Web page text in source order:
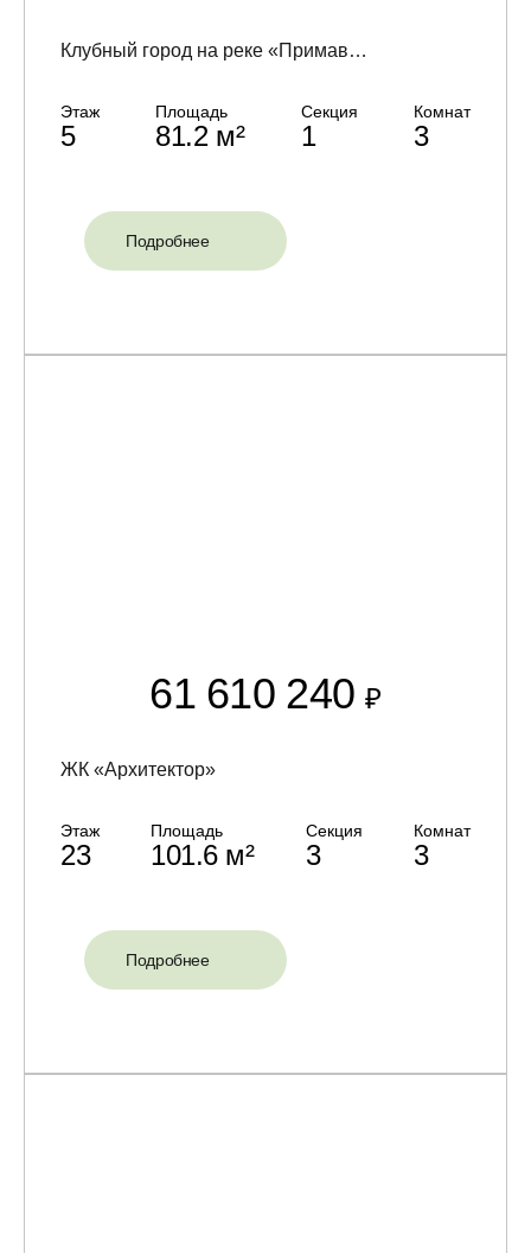
Клубный город на реке «Примавера» (Primavera)
Этаж
5
Площадь
81.2 м²
Секция
1
Комнат
3
Подробнее
61 610 240₽
ЖК «Архитектор»
Этаж
23
Площадь
101.6 м²
Секция
3
Комнат
3
Подробнее